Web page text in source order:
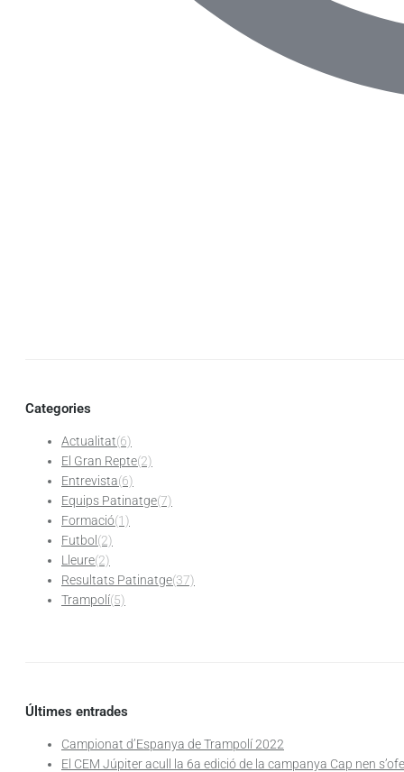
Categories
Actualitat(6)
El Gran Repte(2)
Entrevista(6)
Equips Patinatge(7)
Formació(1)
Futbol (2)
Lleure(2)
Resultats Patinatge(37)
Trampolí(5)
Últimes entrades
Campionat d’Espanya de Trampolí 2022
El CEM Júpiter acull la 6a edició de la campanya Cap nen